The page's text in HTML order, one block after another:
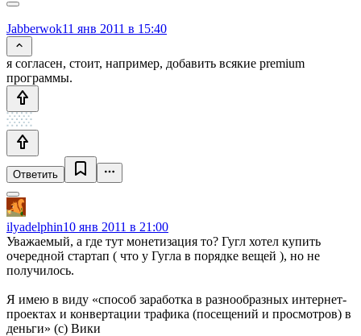
Jabberwok11 янв 2011 в 15:40
я согласен, стоит, например, добавить всякие premium
программы.
Ответить
ilyadelphin10 янв 2011 в 21:00
Уважаемый, а где тут монетизация то? Гугл хотел купить
очередной стартап ( что у Гугла в порядке вещей ), но не
получилось.
Я имею в виду «способ заработка в разнообразных интернет-
проектах и конвертации трафика (посещений и просмотров) в
деньги» (с) Вики